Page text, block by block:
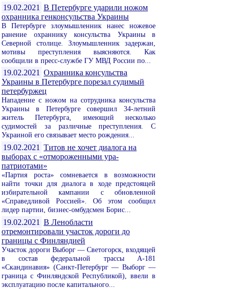
19.02.2021 В Петербурге ударили ножом
охранника генконсульства Украины
В Петербурге злоумышленник нанес ножевое
ранение охраннику консульства Украины в
Северной столице. Злоумышленник задержан,
мотивы преступления выясняются. Как
сообщили в пресс-службе ГУ МВД России по...
19.02.2021 Охранника консульства
Украины в Петербурге порезал судимый
петербуржец
Нападение с ножом на сотрудника консульства
Украины в Петербурге совершил 34-летний
житель Петербурга, имеющий несколько
судимостей за различные преступления. С
Украиной его связывает место рождения...
19.02.2021 Титов не хочет диалога на
выборах с «отмороженными ура-
патриотами»
«Партия роста» сомневается в возможности
найти точки для диалога в ходе предстоящей
избирательной кампании с обновленной
«Справедливой Россией». Об этом сообщил
лидер партии, бизнес-омбудсмен Борис...
19.02.2021 В Ленобласти
отремонтировали участок дороги до
границы с Финляндией
Участок дороги Выборг — Светогорск, входящей
в состав федеральной трассы А-181
«Скандинавия» (Санкт-Петербург — Выборг —
граница с Финляндской Республикой), ввели в
эксплуатацию после капитального...